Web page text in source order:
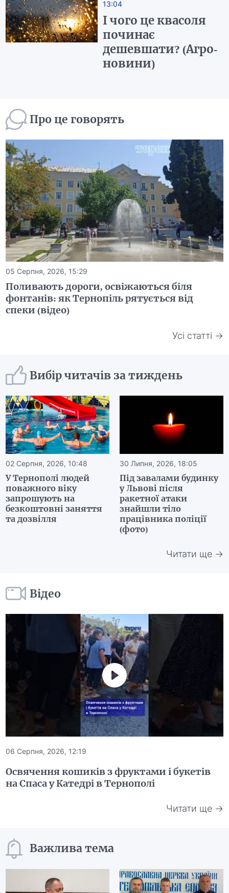
13:04
І чого це квасоля
починає
дешевшати? (Агро-
новини)
Про це говорять
05 Серпня, 2026, 15:29
Поливають дороги, освіжаються біля
фонтанів: як Тернопіль рятується від
спеки (відео)
Усі статті →
Вибір читачів за тиждень
02 Серпня, 2026, 10:48
У Тернополі людей
поважного віку
запрошують на
безкоштовні заняття
та дозвілля
30 Липня, 2026, 18:05
Під завалами будинку
у Львові після
ракетної атаки
знайшли тіло
працівника поліції
(фото)
Читати ще →
Відео
06 Серпня, 2026, 12:19
Освячення кошиків з фруктами і букетів
на Спаса у Катедрі в Тернополі
Читати ще →
Важлива тема